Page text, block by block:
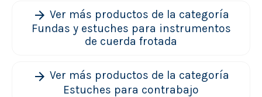
arrow_forward Ver más productos de la categoría
Fundas y estuches para instrumentos
de cuerda frotada
arrow_forward Ver más productos de la categoría
Estuches para contrabajo